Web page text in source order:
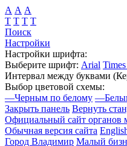
А А А
Т Т Т Т
Поиск
Настройки
Настройки шрифта:
Выберите шрифт: Arial
Интервал между буквами
Выбор цветовой схемы:
—Черным по белому —
Закрыть панель Вернуть
Официальный сайт органов
Обычная версия сайта
Город Владимир Малый